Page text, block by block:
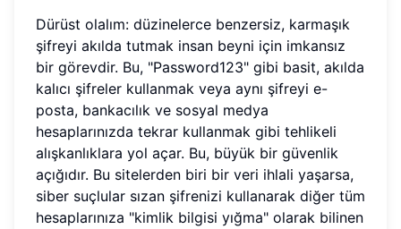
Dürüst olalım: düzinelerce benzersiz, karmaşık
şifreyi akılda tutmak insan beyni için imkansız
bir görevdir. Bu, "Password123" gibi basit, akılda
kalıcı şifreler kullanmak veya aynı şifreyi e-
posta, bankacılık ve sosyal medya
hesaplarınızda tekrar kullanmak gibi tehlikeli
alışkanlıklara yol açar. Bu, büyük bir güvenlik
açığıdır. Bu sitelerden biri bir veri ihlali yaşarsa,
siber suçlular sızan şifrenizi kullanarak diğer tüm
hesaplarınıza "kimlik bilgisi yığma" olarak bilinen